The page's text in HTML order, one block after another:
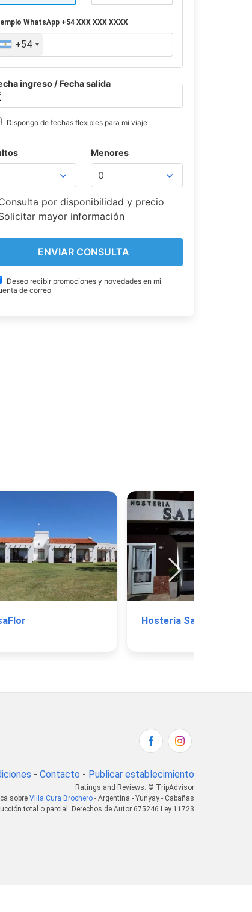
WhatsApp +54 XXX XXX XXXX
+54
ingreso / Fecha salida
Dispongo de fechas flexibles para mi viaje
Menores
por disponibilidad y precio
mayor información
Deseo recibir promociones y novedades en mi
de correo
Hostería Salvador
- Contacto - Publicar establecimiento
Ratings and Reviews: © TripAdvisor
sobre Villa Cura Brochero - Argentina - Yunyay - Cabañas
total o parcial. Derechos de Autor 675246 Ley 11723